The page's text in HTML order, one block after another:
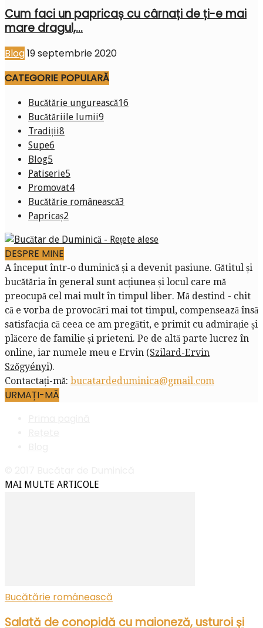
Cum faci un papricaș cu cârnați de ți-e mai
mare dragul,...
Blog19 septembrie 2020
CATEGORIE POPULARĂ
Bucătărie ungurească16
Bucătăriile lumii9
Tradiții8
Supe6
Blog5
Patiserie5
Promovat4
Bucătărie românească3
Papricaș2
DESPRE MINE
A început într-o duminică și a devenit pasiune. Gătitul și
bucătăria în general sunt acțiunea și locul care mă
preocupă cel mai mult în timpul liber. Mă destind - chit
că e vorba de provocări mai tot timpul, compensează însă
satisfacția că ceea ce am pregătit, e primit cu admirație și
plăcere de familie și prieteni. Pe de altă parte lucrez în
online, iar numele meu e Ervin (Szilard-Ervin
Szőgyényi).
Contactați-mă: bucatardeduminica@gmail.com
URMAȚI-MĂ
MAI MULTE ARTICOLE
Bucătărie românească
Salată de conopidă cu maioneză, usturoi și